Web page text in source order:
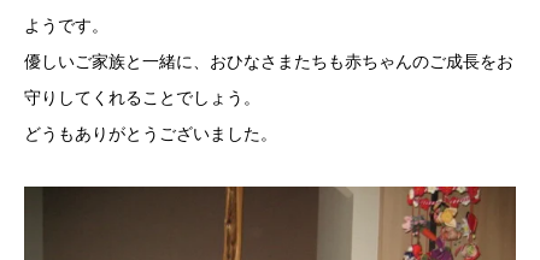
ようです。
優しいご家族と一緒に、おひなさまたちも赤ちゃんのご成長をお
守りしてくれることでしょう。
どうもありがとうございました。